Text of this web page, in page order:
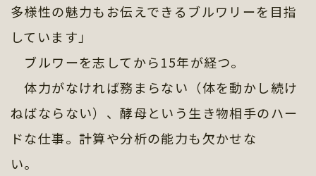
多様性の魅力もお伝えできるブルワリーを目指
しています」
ブルワーを志してから15年が経つ。
体力がなければ務まらない（体を動かし続け
ねばならない）、酵母という生き物相手のハー
ドな仕事。計算や分析の能力も欠かせな
い。